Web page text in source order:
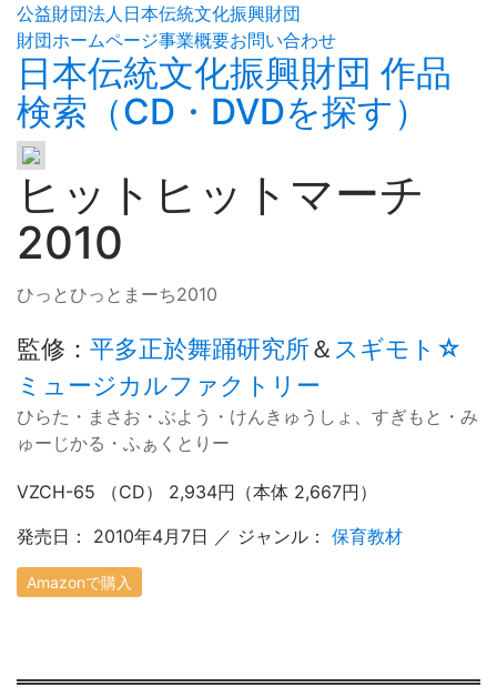
公益財団法人日本伝統文化振興財団
財団ホームページ事業概要お問い合わせ
日本伝統文化振興財団 作品
検索（CD・DVDを探す）
ヒットヒットマーチ
2010
ひっとひっとまーち2010
監修 ： 平多正於舞踊研究所＆ スギモト☆
ミュージカルファクトリー
ひらた・まさお・ぶよう・けんきゅうしょ、すぎもと・み
ゅーじかる・ふぁくとりー
VZCH-65 （CD） 2,934円（本体 2,667円）
発売日： 2010年4月7日 ／ ジャンル： 保育教材
Amazonで購入